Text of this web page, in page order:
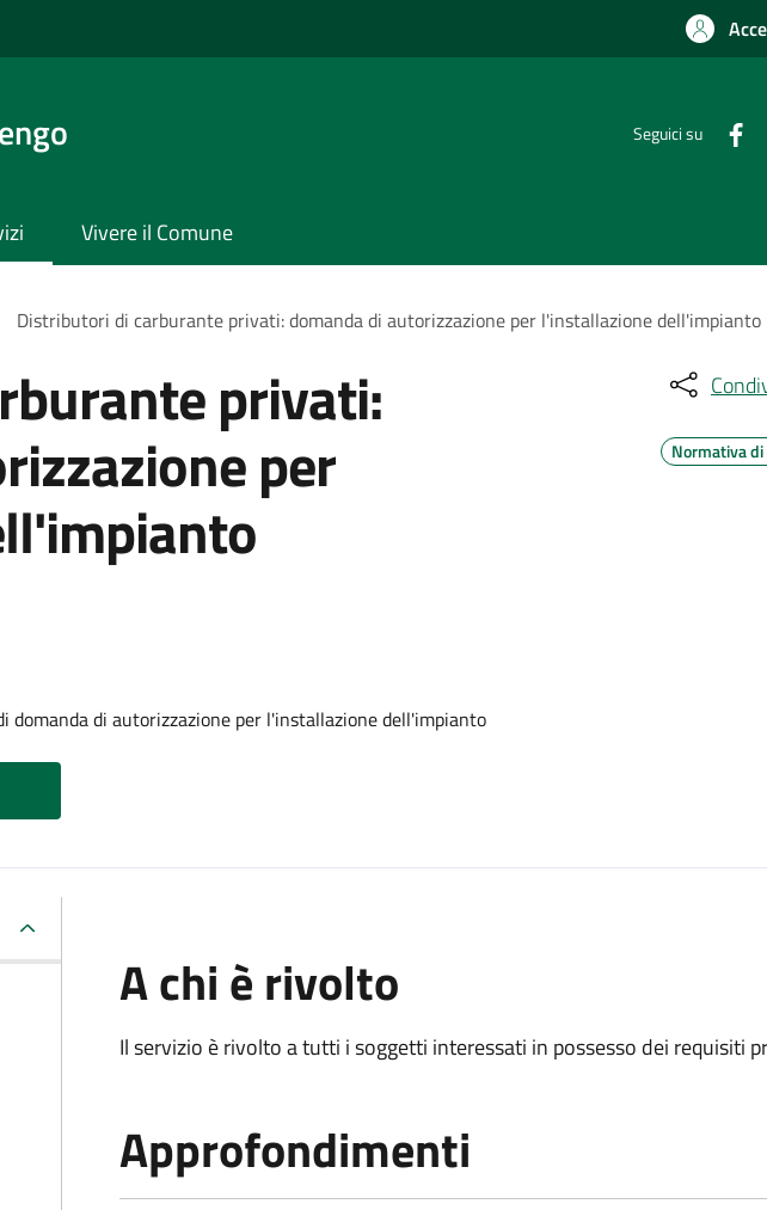
Seguici su
Vivere il Comune
Distributori di carburante privati: domanda di autorizzazione per l'installazione dell'impianto
privati:
per
di autorizzazione per l'installazione dell'impianto
Normativa
A chi è rivolto
Il servizio è rivolto a tutti i soggetti interessati in possesso dei requisiti
Approfondimenti